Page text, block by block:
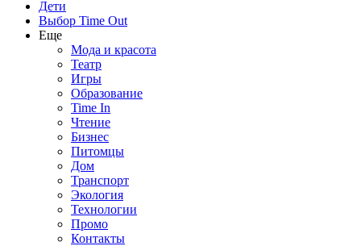
Дети
Выбор Time Out
Еще
Мода и красота
Театр
Игры
Образование
Time In
Чтение
Бизнес
Питомцы
Дом
Транспорт
Экология
Технологии
Промо
Контакты